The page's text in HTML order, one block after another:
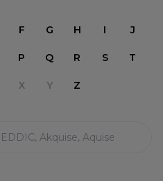
F G H I J
P Q R S T
X Y Z